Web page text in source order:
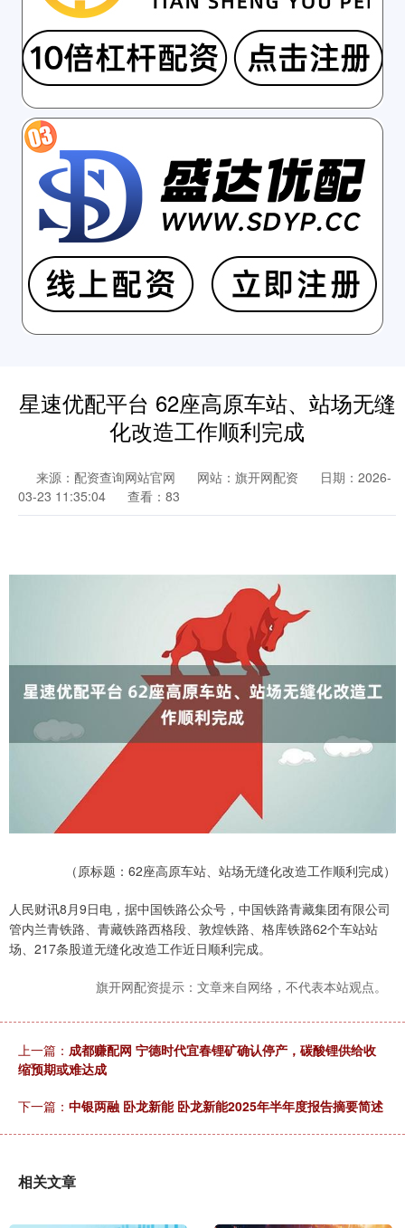
星速优配平台 62座高原车站、站场无缝
化改造工作顺利完成
来源：配资查询网站官网 网站：旗开网配资
日期：2026-
03-23 11:35:04
查看：83
（原标题：62座高原车站、站场无缝化改造工作顺利完成）
人民财讯8月9日电，据中国铁路公众号，中国铁路青藏集团有限公司
管内兰青铁路、青藏铁路西格段、敦煌铁路、格库铁路62个车站站
场、217条股道无缝化改造工作近日顺利完成。
旗开网配资提示：文章来自网络，不代表本站观点。
上一篇： 成都赚配网 宁德时代宜春锂矿确认停产，碳酸锂供给收
缩预期或难达成
下一篇： 中银两融 卧龙新能 卧龙新能2025年半年度报告摘要简述
相关文章